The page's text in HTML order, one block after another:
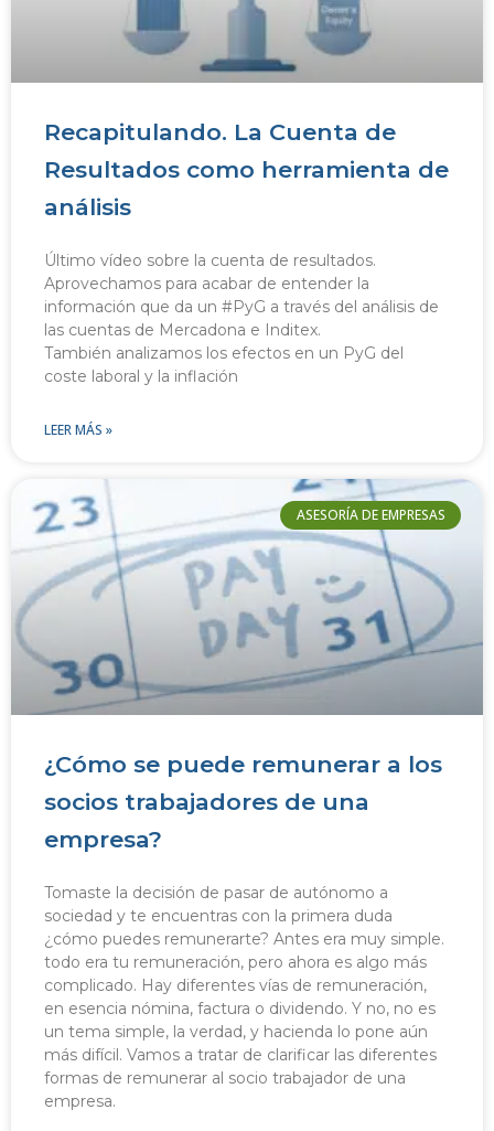
Recapitulando. La Cuenta de
Resultados como herramienta de
análisis
Último vídeo sobre la cuenta de resultados.
Aprovechamos para acabar de entender la
información que da un #PyG a través del análisis de
las cuentas de Mercadona e Inditex.
También analizamos los efectos en un PyG del
coste laboral y la inflación
LEER MÁS »
ASESORÍA DE EMPRESAS
¿Cómo se puede remunerar a los
socios trabajadores de una
empresa?
Tomaste la decisión de pasar de autónomo a
sociedad y te encuentras con la primera duda
¿cómo puedes remunerarte? Antes era muy simple.
todo era tu remuneración, pero ahora es algo más
complicado. Hay diferentes vías de remuneración,
en esencia nómina, factura o dividendo. Y no, no es
un tema simple, la verdad, y hacienda lo pone aún
más difícil. Vamos a tratar de clarificar las diferentes
formas de remunerar al socio trabajador de una
empresa.